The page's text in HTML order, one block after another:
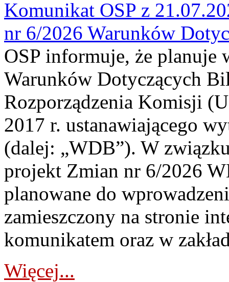
Komunikat OSP z
nr 6/2026 Warunków
OSP informuje, że planuje
Warunków Dotyczących
Rozporządzenia Komisji
2017 r. ustanawiającego
(dalej: „WDB”). W
projekt Zmian nr 6/2026
planowane do
zamieszczony na stronie
komunikatem oraz w
Więcej...